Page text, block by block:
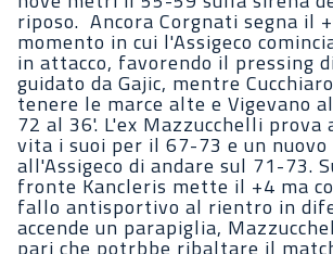
riposo. Ancora Corgnati segna il
momento in cui l'Assigeco
in attacco, favorendo il pressing
guidato da Gajic, mentre
tenere le marce alte e Vigevano
72 al 36'. L'ex Mazzucchelli prova
vita i suoi per il 67-73 e un
all'Assigeco di andare sul 71-73.
fronte Kancleris mette il +4 ma
fallo antisportivo al rientro in
accende un parapiglia,
pari che potrbbe ribaltare il